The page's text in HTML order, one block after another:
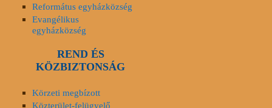
Református egyházközség
Evangélikus
egyházközség
REND ÉS
KÖZBIZTONSÁG
Körzeti megbízott
Közterület-felügyelő